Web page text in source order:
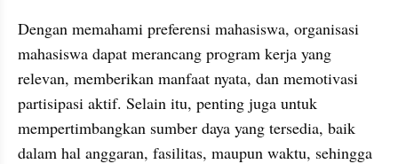
Dengan memahami preferensi mahasiswa, organisasi
mahasiswa dapat merancang program kerja yang
relevan, memberikan manfaat nyata, dan memotivasi
partisipasi aktif. Selain itu, penting juga untuk
mempertimbangkan sumber daya yang tersedia, baik
dalam hal anggaran, fasilitas, maupun waktu, sehingga